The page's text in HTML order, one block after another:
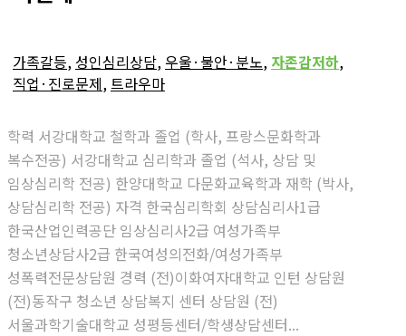
가족갈등,성인심리상담, 우울·불안·분노, 자존감저하,
직업·진로문제,트라우마
학력 서강대학교 철학과 졸업 (학사, 프랑스문화학과
복수전공) 서강대학교 심리학과 졸업 (석사, 상담 및
임상심리학 전공) 한양대학교 다문화교육학과 재학 (박사,
상담심리학 전공) 자격 한국심리학회 상담심리사1급
한국산업인력공단 임상심리사2급 여성가족부
청소년상담사2급 한국여성의전화/여성가족부
성폭력전문상담원 경력 (전)이화여자대학교 인턴 상담원
(전)동작구 청소년 상담복지 센터 상담원 (전)
서울과학기술대학교 성평등센터/학생상담센터...